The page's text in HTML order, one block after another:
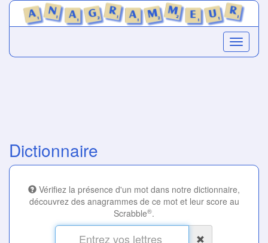
Dictionnaire
Vérifiez la présence d'un mot dans notre dictionnaire,
découvrez des anagrammes de ce mot et leur score au
Scrabble®.